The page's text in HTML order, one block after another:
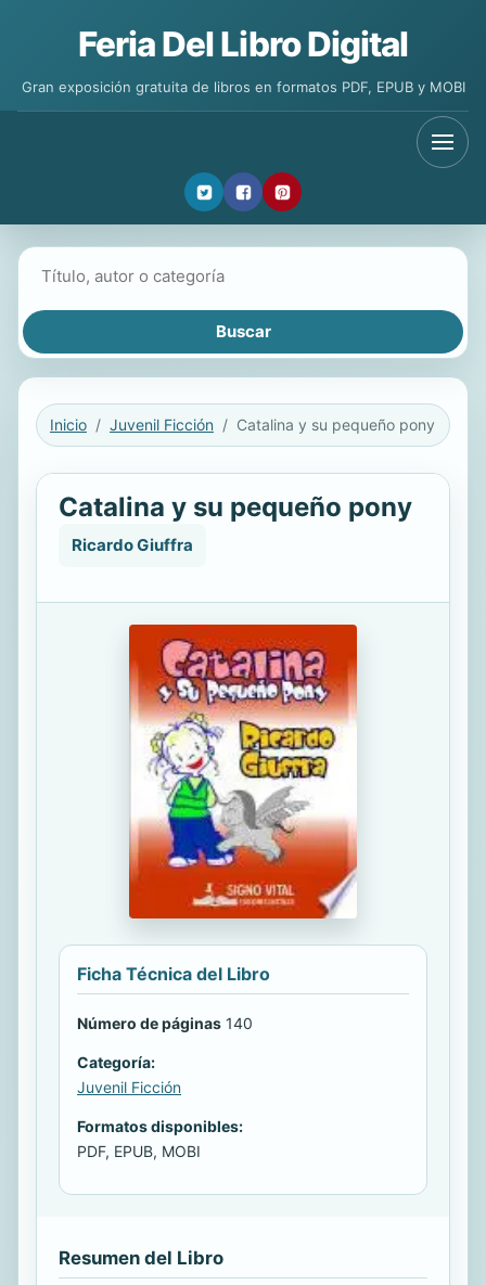
Feria Del Libro Digital
Gran exposición gratuita de libros en formatos PDF, EPUB y MOBI
Inicio Juvenil Ficción Catalina y su pequeño pony
Catalina y su pequeño pony
Ricardo Giuffra
Ficha Técnica del Libro
Número de páginas 140
Categoría:
Juvenil Ficción
Formatos disponibles:
PDF, EPUB, MOBI
Resumen del Libro